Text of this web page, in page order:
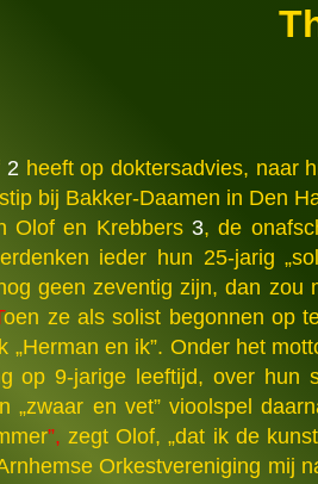
2heeft op doktersadvies, naar
bij Bakker-Daamen in Den
Olof en Krebbers3, de
ieder hun 25-jarig
geen zeventig zijn, dan
oen ze als solist begonnen op
„Herman en ik”. Onder het
op 9-jarige leeftijd, over hun
„zwaar en vet” vioolspel
”, zegt Olof, „dat ik de
Orkestvereniging mij